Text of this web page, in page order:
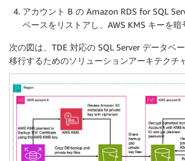
アカウント B の Amazon RDS for SQL
ベースをリストアし、AWS KMS キーを暗
次の図は、TDE 対応の SQL Server データベ
移行するためのソリューションアーキテクチ